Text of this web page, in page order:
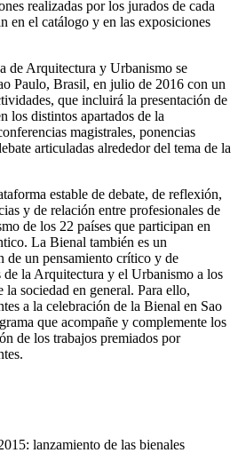
realizadas por los jurados de cada
en el catálogo y en las exposiciones
de Arquitectura y Urbanismo se
Paulo, Brasil, en julio de 2016 con un
que incluirá la presentación de
los distintos apartados de la
magistrales, ponencias
articuladas alrededor del tema de la
estable de debate, de reflexión,
y de relación entre profesionales de
de los 22 países que participan en
La Bienal también es un
de un pensamiento crítico y de
de la Arquitectura y el Urbanismo a los
sociedad en general. Para ello,
a la celebración de la Bienal en Sao
que acompañe y complemente los
de los trabajos premiados por
lanzamiento de las bienales